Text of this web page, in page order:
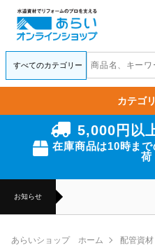
5,000円以
在庫商品は10時ま
荷
お知らせ
カテゴ
あらいショップ ホーム 配管資材